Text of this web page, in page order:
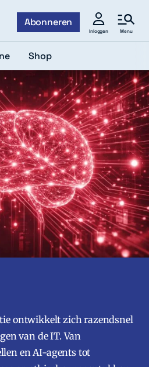
Abonneren
Inloggen Menu
Shop
ontwikkelt zich razendsnel
van de IT. Van
en AI-agents tot